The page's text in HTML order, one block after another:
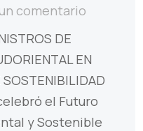
comentario
DE
EN
el Futuro
y Sostenible